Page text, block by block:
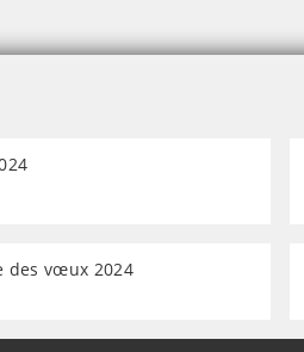
des vœux 2024